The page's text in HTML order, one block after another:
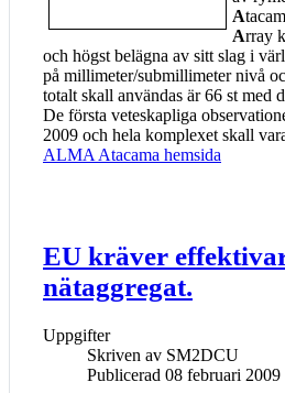
A
Array
och högst belägna av sitt slag i
på millimeter/submillimeter nivå
totalt skall användas är 66 st med
De första veteskapliga
2009 och hela komplexet skall
ALMA Atacama hemsida
EU kräver
nätaggregat.
Uppgifter
Skriven av SM2DCU
Publicerad 08 februari 2009